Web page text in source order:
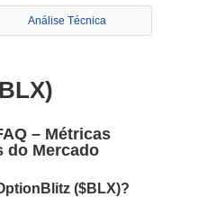
Análise Técnica
– Métricas
do Mercado
($BLX)?